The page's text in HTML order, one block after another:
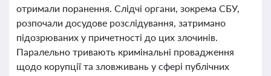
отримали поранення. Слідчі органи, зокрема СБУ,
розпочали досудове розслідування, затримано
підозрюваних у причетності до цих злочинів.
Паралельно тривають кримінальні провадження
щодо корупції та зловживань у сфері публічних